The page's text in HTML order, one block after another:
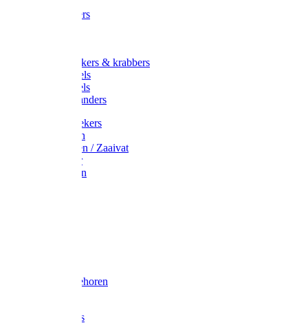
Tuinkrabbers
Onkruidstekers & krabbers
Hartschoffels
Ruitschoffels
Onkruidbranders
Graskantstekers
Verticuteren
Strooiwagen / Zaaivat
Grasmaaier
Grasscharen
Slede toebehoren
Composters